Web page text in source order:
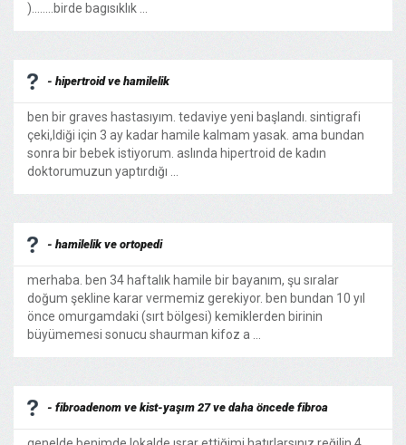
)........birde bagısıklık ...
- hipertroid ve hamilelik
ben bir graves hastasıyım. tedaviye yeni başlandı. sintigrafi
çeki,ldiği için 3 ay kadar hamile kalmam yasak. ama bundan
sonra bir bebek istiyorum. aslında hipertroid de kadın
doktorumuzun yaptırdığı ...
- hamilelik ve ortopedi
merhaba. ben 34 haftalık hamile bir bayanım, şu sıralar
doğum şekline karar vermemiz gerekiyor. ben bundan 10 yıl
önce omurgamdaki (sırt bölgesi) kemiklerden birinin
büyümemesi sonucu shaurman kifoz a ...
- fibroadenom ve kist-yaşım 27 ve daha öncede fibroa